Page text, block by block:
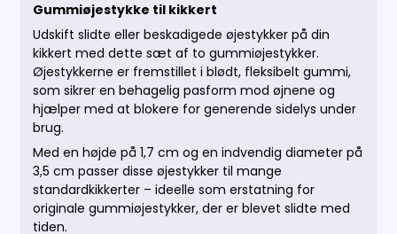
Gummiøjestykke til kikkert
Udskift slidte eller beskadigede øjestykker på din
kikkert med dette sæt af to gummiøjestykker.
Øjestykkerne er fremstillet i blødt, fleksibelt gummi,
som sikrer en behagelig pasform mod øjnene og
hjælper med at blokere for generende sidelys under
brug.
Med en højde på 1,7 cm og en indvendig diameter på
3,5 cm passer disse øjestykker til mange
standardkikkerter – ideelle som erstatning for
originale gummiøjestykker, der er blevet slidte med
tiden.